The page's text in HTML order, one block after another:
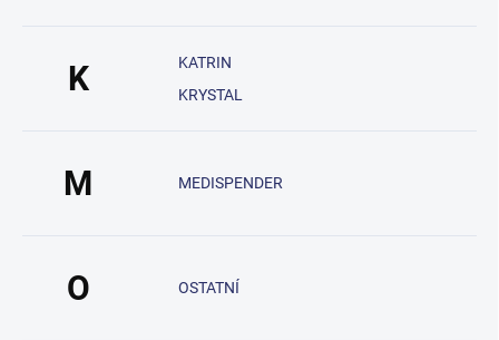
K
KATRIN
KRYSTAL
M MEDISPENDER
O OSTATNÍ